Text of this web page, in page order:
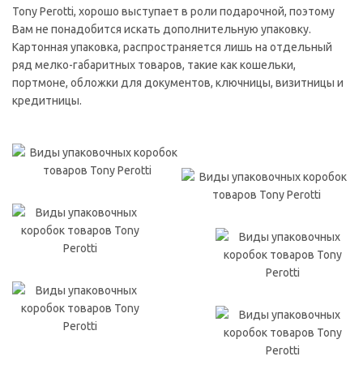
Tony Perotti, хорошо выступает в роли подарочной, поэтому
Вам не понадобится искать дополнительную упаковку.
Картонная упаковка, распространяется лишь на отдельный
ряд мелко-габаритных товаров, такие как кошельки,
портмоне, обложки для документов, ключницы, визитницы и
кредитницы.